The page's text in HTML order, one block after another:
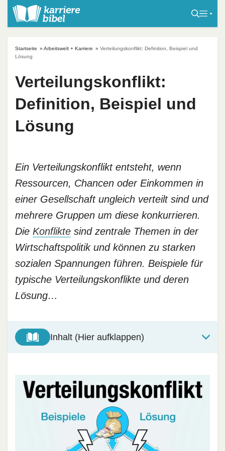
Startseite » Arbeitswelt + Karriere » Verteilungskonflikt: Definition, Beispiel und
Lösung
Verteilungskonflikt:
Definition, Beispiel und
Lösung
Ein Verteilungskonflikt entsteht, wenn
Ressourcen, Chancen oder Einkommen in
einer Gesellschaft ungleich verteilt sind und
mehrere Gruppen um diese konkurrieren.
Die Konflikte sind zentrale Themen in der
Wirtschaftspolitik und können zu starken
sozialen Spannungen führen. Beispiele für
typische Verteilungskonflikte und deren
Lösung…
Inhalt (Hier aufklappen)